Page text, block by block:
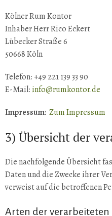
Kölner Rum Kontor
Inhaber Herr Rico Eckert
Lübecker Straße 6
50668 Köln
Telefon: +49 221 139 33 90
E-Mail: info@rumkontor.de
Impressum: Zum Impressum
3) Übersicht der
Die nachfolgende Übersicht
Daten und die Zwecke ihrer
verweist auf die betroffenen
Arten der verarbeiteten